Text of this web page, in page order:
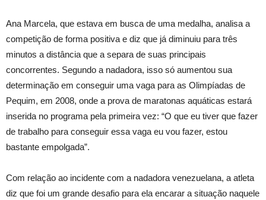
Ana Marcela, que estava em busca de uma medalha, analisa a
competição de forma positiva e diz que já diminuiu para três
minutos a distância que a separa de suas principais
concorrentes. Segundo a nadadora, isso só aumentou sua
determinação em conseguir uma vaga para as Olimpíadas de
Pequim, em 2008, onde a prova de maratonas aquáticas estará
inserida no programa pela primeira vez: “O que eu tiver que fazer
de trabalho para conseguir essa vaga eu vou fazer, estou
bastante empolgada”.
Com relação ao incidente com a nadadora venezuelana, a atleta
diz que foi um grande desafio para ela encarar a situação naquele